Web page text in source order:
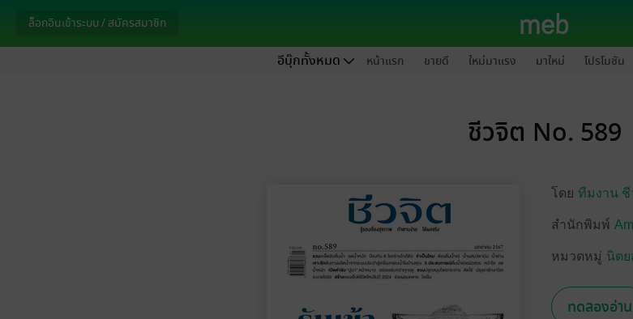
ล็อกอินเข้าระบบ / สมัครสมาชิก
อีบุ๊กทั้งหมด หน้าแรก ขายดี ใหม่มาแรง มาใหม่ โปรโมชัน
ชีวจิต No. 589
โดย ทีมงาน ชี
สำนักพิมพ์
หมวดหมู่ นิต
ทดลองอ่าน